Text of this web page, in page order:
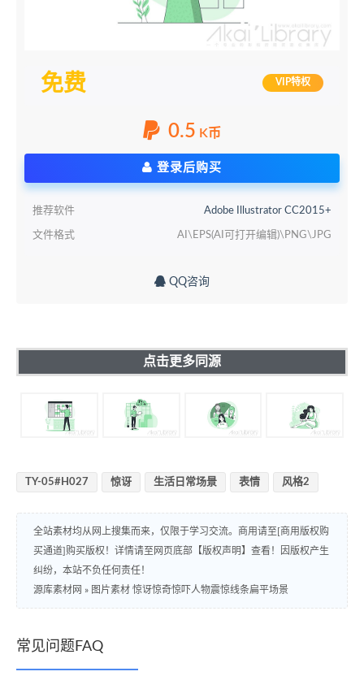
免费 VIP特权
0.5 K币
登录后购买
推荐软件 Adobe Illustrator CC2015+
文件格式 AI\EPS(AI可打开编辑)\PNG\JPG
QQ咨询
点击更多同源
TY-05#H027 惊讶 生活日常场景 表情 风格2
全站素材均从网上搜集而来，仅限于学习交流。商用请至[商用版权购
买通道]购买版权！详情请至网页底部【版权声明】查看！因版权产生
纠纷，本站不负任何责任！
源库素材网 » 图片素材 惊讶惊奇惊吓人物震惊线条扁平场景
常见问题FAQ